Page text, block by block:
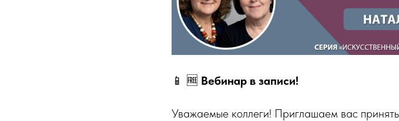
📱 🆓 Вебинар в записи!
Уважаемые коллеги! Приглашаем вас